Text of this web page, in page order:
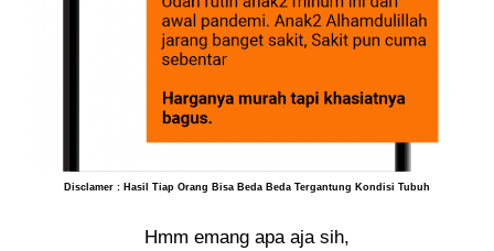
Disclamer : Hasil Tiap Orang Bisa Beda Beda Tergantung Kondisi Tubuh
Hmm emang apa aja sih,